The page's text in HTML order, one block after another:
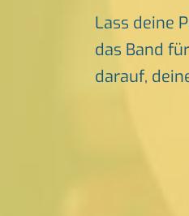
Lass deine
das Band
darauf,